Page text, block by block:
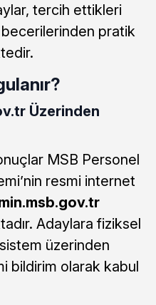
tercih ettikleri
becerilerinden pratik
Üzerinden
MSB Personel
resmi internet
Adaylara fiziksel
üzerinden
bildirim olarak kabul